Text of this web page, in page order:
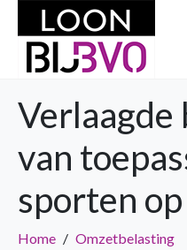
van
sporten
Home
Omzetbelasting